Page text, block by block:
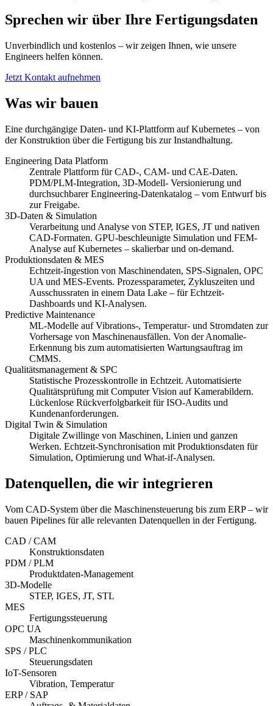
Sprechen wir über Ihre Fertigungsdaten
Unverbindlich und kostenlos – wir zeigen Ihnen, wie unsere
Engineers helfen können.
Jetzt Kontakt aufnehmen
Was wir bauen
Eine durchgängige Daten- und KI-Plattform auf Kubernetes – von
der Konstruktion über die Fertigung bis zur Instandhaltung.
Engineering Data Platform
Zentrale Plattform für CAD-, CAM- und CAE-Daten.
PDM/PLM-Integration, 3D-Modell- Versionierung und
durchsuchbarer Engineering-Datenkatalog – vom Entwurf bis
zur Freigabe.
3D-Daten & Simulation
Verarbeitung und Analyse von STEP, IGES, JT und nativen
CAD-Formaten. GPU-beschleunigte Simulation und FEM-
Analyse auf Kubernetes – skalierbar und on-demand.
Produktionsdaten & MES
Echtzeit-Ingestion von Maschinendaten, SPS-Signalen, OPC
UA und MES-Events. Prozessparameter, Zykluszeiten und
Ausschussraten in einem Data Lake – für Echtzeit-
Dashboards und KI-Analysen.
Predictive Maintenance
ML-Modelle auf Vibrations-, Temperatur- und Stromdaten zur
Vorhersage von Maschinenausfällen. Von der Anomalie-
Erkennung bis zum automatisierten Wartungsauftrag im
CMMS.
Qualitätsmanagement & SPC
Statistische Prozesskontrolle in Echtzeit. Automatisierte
Qualitätsprüfung mit Computer Vision auf Kamerabildern.
Lückenlose Rückverfolgbarkeit für ISO-Audits und
Kundenanforderungen.
Digital Twin & Simulation
Digitale Zwillinge von Maschinen, Linien und ganzen
Werken. Echtzeit-Synchronisation mit Produktionsdaten für
Simulation, Optimierung und What-if-Analysen.
Datenquellen, die wir integrieren
Vom CAD-System über die Maschinensteuerung bis zum ERP – wir
bauen Pipelines für alle relevanten Datenquellen in der Fertigung.
CAD / CAM
Konstruktionsdaten
PDM / PLM
Produktdaten-Management
3D-Modelle
STEP, IGES, JT, STL
MES
Fertigungssteuerung
OPC UA
Maschinenkommunikation
SPS / PLC
Steuerungsdaten
IoT-Sensoren
Vibration, Temperatur
ERP / SAP